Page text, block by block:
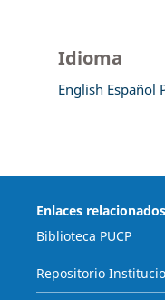
Idioma
English Español
Enlaces relacionados
Biblioteca PUCP
Repositorio